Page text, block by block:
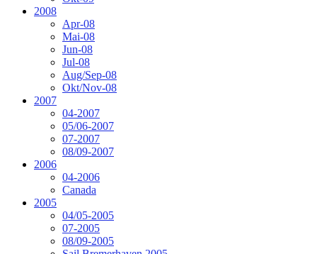
2008
Apr-08
Mai-08
Jun-08
Jul-08
Aug/Sep-08
Okt/Nov-08
2007
04-2007
05/06-2007
07-2007
08/09-2007
2006
04-2006
Canada
2005
04/05-2005
07-2005
08/09-2005